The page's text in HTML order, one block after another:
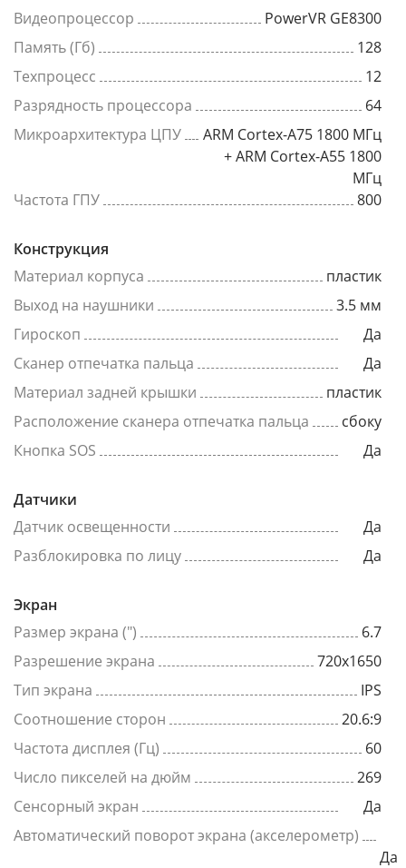
Видеопроцессор
PowerVR GE8300
Память (Гб)
128
Техпроцесс
12
Разрядность процессора
64
Микроархитектура ЦПУ
ARM Cortex-A75 1800 МГц
+ ARM Cortex-A55 1800
МГц
Частота ГПУ
800
Конструкция
Материал корпуса
пластик
Выход на наушники
3.5 мм
Гироскоп
Да
Сканер отпечатка пальца
Да
Материал задней крышки
пластик
Расположение сканера отпечатка пальца
сбоку
Кнопка SOS
Да
Датчики
Датчик освещенности
Да
Разблокировка по лицу
Да
Экран
Размер экрана (")
6.7
Разрешение экрана
720x1650
Тип экрана
IPS
Соотношение сторон
20.6:9
Частота дисплея (Гц)
60
Число пикселей на дюйм
269
Сенсорный экран
Да
Автоматический поворот экрана (акселерометр)
Да